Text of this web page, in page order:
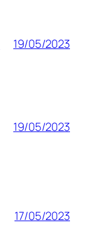
19/05/2023
19/05/2023
17/05/2023